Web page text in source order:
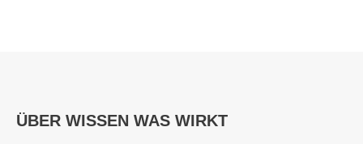
ÜBER WISSEN WAS WIRKT